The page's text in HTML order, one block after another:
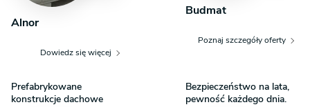
Alnor
Dowiedz się więcej
Budmat
Poznaj szczegóły oferty
Prefabrykowane
konstrukcje dachowe
Bezpieczeństwo na lata,
pewność każdego dnia.